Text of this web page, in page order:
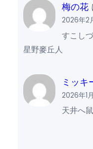
梅の花
2026年2
すこし
星野麥丘人
ミッキ
2026年1
天井へ